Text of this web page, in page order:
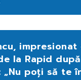
impresionat
la Rapid
„Nu poți să te